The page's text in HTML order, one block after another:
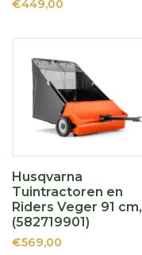
€449,00
Husqvarna
Tuintractoren en
Riders Veger 91 cm,
(582719901)
€569,00